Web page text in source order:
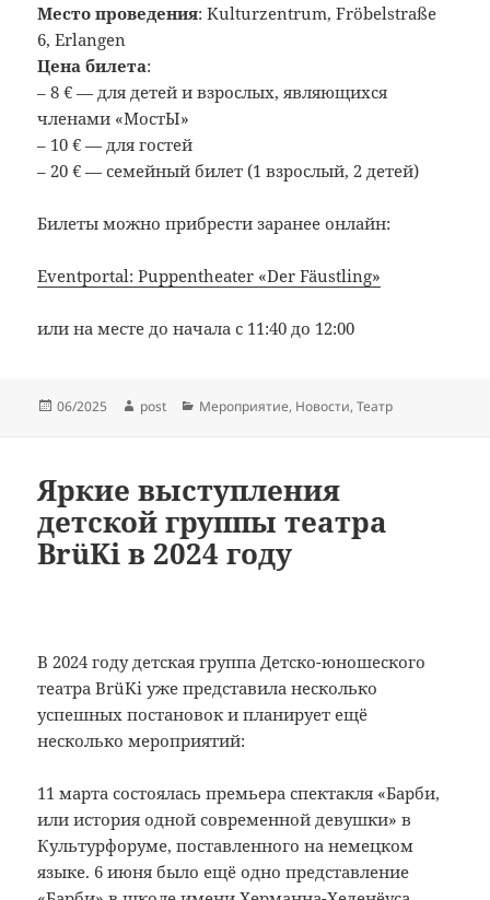
Место проведения: Kulturzentrum, Fröbelstraße
6, Erlangen
Цена билета:
– 8 € — для детей и взрослых, являющихся
членами «МостЫ»
– 10 € — для гостей
– 20 € — семейный билет (1 взрослый, 2 детей)
Билеты можно прибрести заранее онлайн:
Eventportal: Puppentheater «Der Fäustling»
или на месте до начала с 11:40 до 12:00
Опубликовано
06/2025 Автор
post Рубрики
Мероприятие, Новости,Театр
Яркие выступления
детской группы театра
BrüKi в 2024 году
В 2024 году детская группа Детско-юношеского
театра BrüKi уже представила несколько
успешных постановок и планирует ещё
несколько мероприятий:
11 марта состоялась премьера спектакля «Барби,
или история одной современной девушки» в
Культурфоруме, поставленного на немецком
языке. 6 июня было ещё одно представление